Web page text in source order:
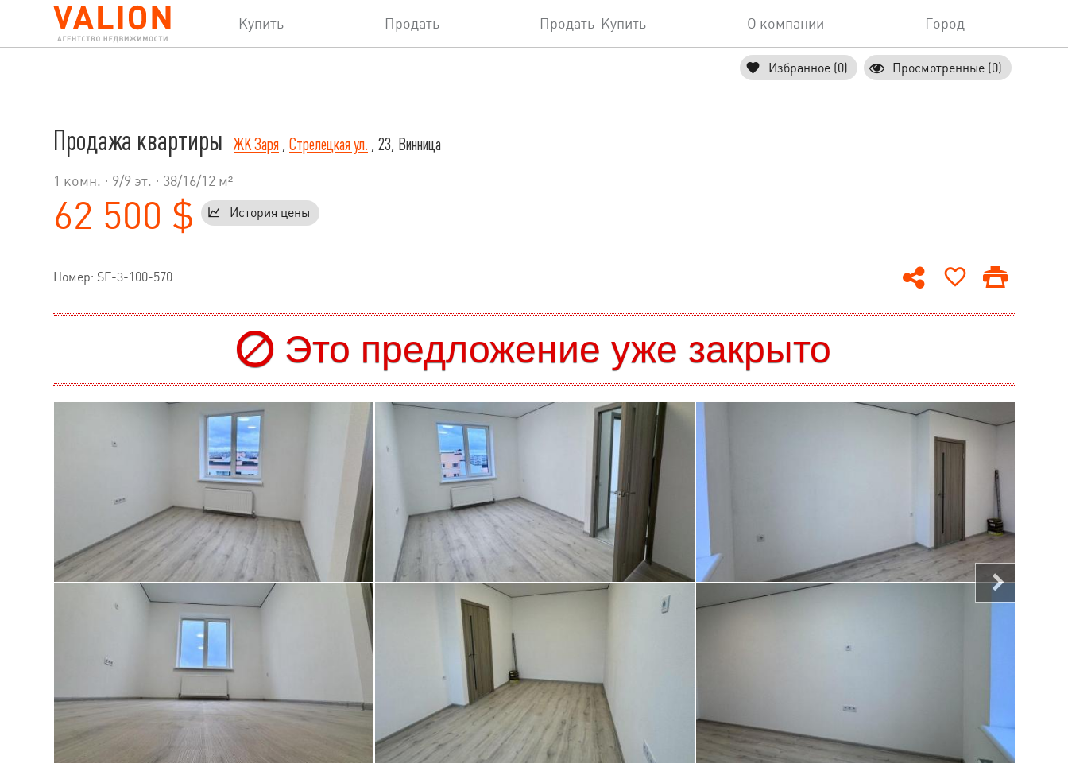
Купить Продать Продать-Купить О компании Город
Избранное (0) Просмотренные (0)
Продажа квартиры ЖК Заря , Стрелецкая ул. , 23, Винница
1 комн. · 9/9 эт. · 38/16/12 м²
62 500 $ История цены
Номер: SF-3-100-570
Это предложение уже закрыто